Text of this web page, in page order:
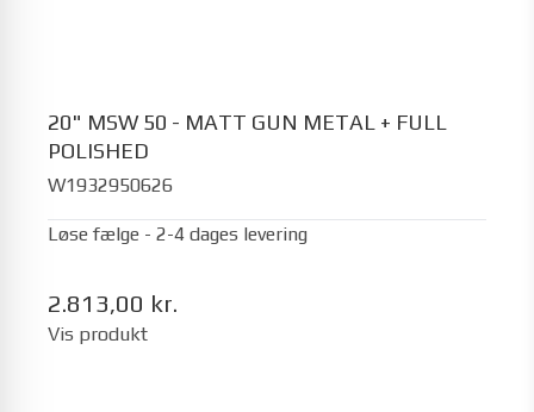
20" MSW 50 - MATT GUN METAL + FULL
POLISHED
W1932950626
Løse fælge - 2-4 dages levering
2.813,00 kr.
Vis produkt